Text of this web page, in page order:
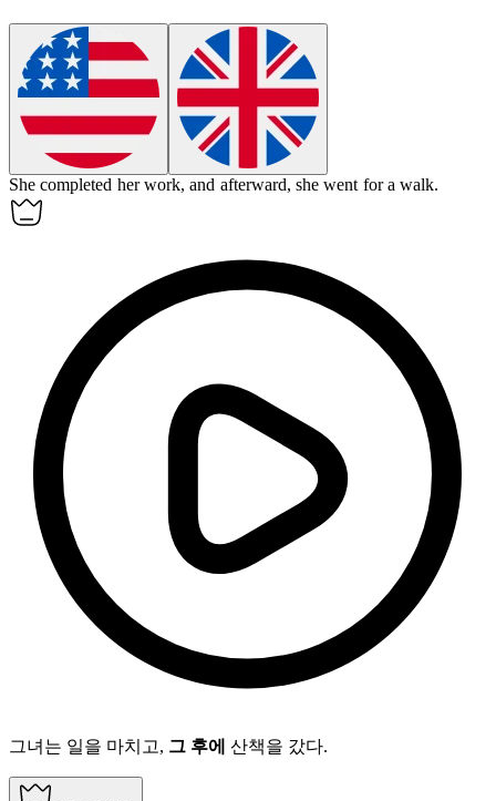
She completed her work, and afterward, she went for a walk.
그녀는 일을 마치고, 그 후에 산책을 갔다.